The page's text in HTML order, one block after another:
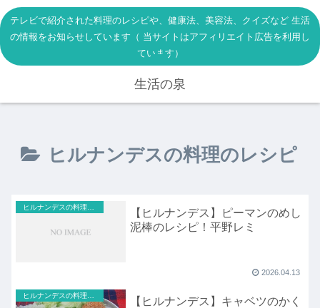
テレビで紹介された料理のレシピや、健康法、美容法、クイズなど 生活
の情報をお知らせしています（ 当サイトはアフィリエイト広告を利用し
ています）
生活の泉
ヒルナンデスの料理のレシピ
ヒルナンデスの料理のレシピ
【ヒルナンデス】ピーマンのめし
泥棒のレシピ！平野レミ
2026.04.13
【ヒルナンデス】キャベツのかく